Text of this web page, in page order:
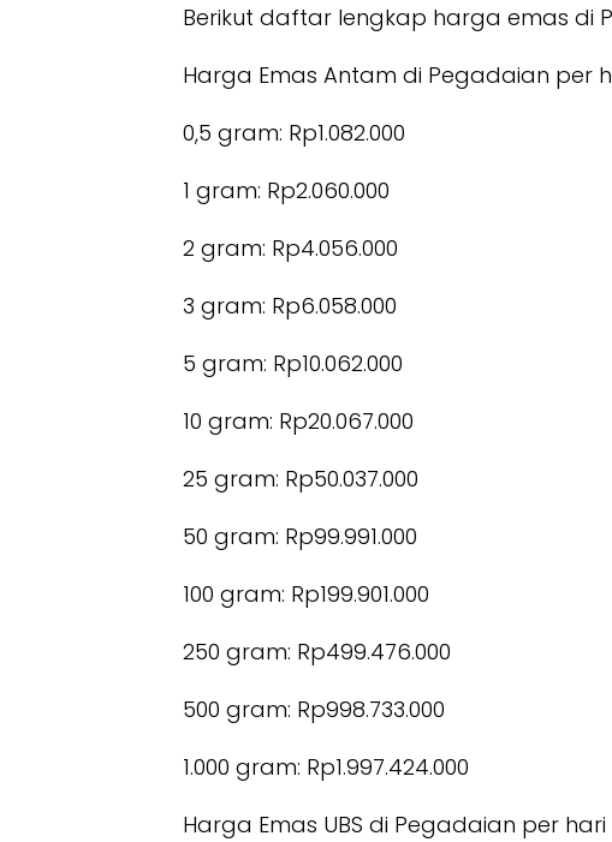
Berikut daftar lengkap harga emas di
Harga Emas Antam di Pegadaian per
0,5 gram: Rp1.082.000
1 gram: Rp2.060.000
2 gram: Rp4.056.000
3 gram: Rp6.058.000
5 gram: Rp10.062.000
10 gram: Rp20.067.000
25 gram: Rp50.037.000
50 gram: Rp99.991.000
100 gram: Rp199.901.000
250 gram: Rp499.476.000
500 gram: Rp998.733.000
1.000 gram: Rp1.997.424.000
Harga Emas UBS di Pegadaian per hari